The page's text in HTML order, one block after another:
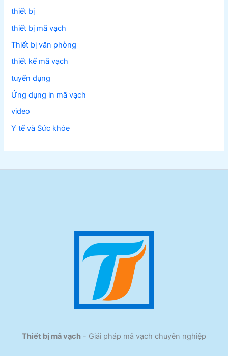
thiết bị
thiết bị mã vạch
Thiết bị văn phòng
thiết kế mã vạch
tuyển dụng
Ứng dụng in mã vạch
video
Y tế và Sức khỏe
Thiết bị mã vạch - Giải pháp mã vạch chuyên nghiệp